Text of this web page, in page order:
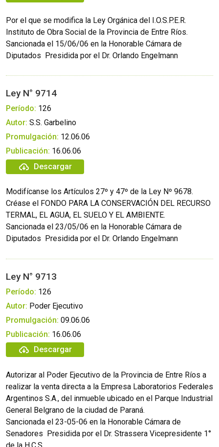
Por el que se modifica la Ley Orgánica del I.O.S.P.E.R. 
Instituto de Obra Social de la Provincia de Entre Ríos.
Sancionada el 15/06/06 en la Honorable Cámara de
Diputados  Presidida por el Dr. Orlando Engelmann
Ley N° 9714
Período: 126
Autor: S.S. Garbelino
Promulgación: 12.06.06
Publicación: 16.06.06
Descargar
Modifícanse los Artículos 27º y 47º de la Ley Nº 9678.
Créase el FONDO PARA LA CONSERVACIÓN DEL RECURSO
TERMAL, EL AGUA, EL SUELO Y EL AMBIENTE.
Sancionada el 23/05/06 en la Honorable Cámara de
Diputados  Presidida por el Dr. Orlando Engelmann
Ley N° 9713
Período: 126
Autor: Poder Ejecutivo
Promulgación: 09.06.06
Publicación: 16.06.06
Descargar
Autorizar al Poder Ejecutivo de la Provincia de Entre Ríos a
realizar la venta directa a la Empresa Laboratorios Federales
Argentinos S.A., del inmueble ubicado en el Parque Industrial
General Belgrano de la ciudad de Paraná.
Sancionada el 23-05-06 en la Honorable Cámara de
Senadores  Presidida por el Dr. Strassera Vicepresidente 1°